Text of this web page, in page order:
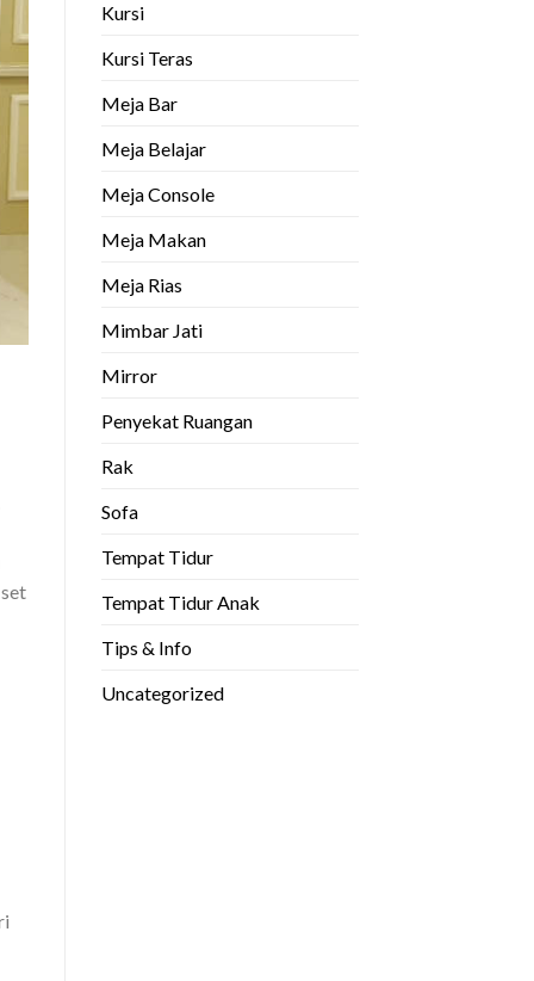
Kursi
Kursi Teras
Meja Bar
Meja Belajar
Meja Console
Meja Makan
Meja Rias
Mimbar Jati
Mirror
Penyekat Ruangan
Rak
Sofa
Tempat Tidur
Tempat Tidur Anak
Tips & Info
Uncategorized